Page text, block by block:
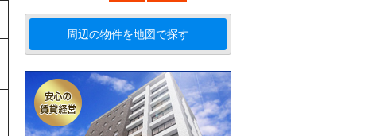
周辺の物件を地図で探す